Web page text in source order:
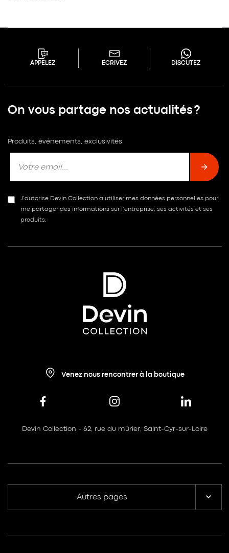
APPELEZ ÉCRIVEZ DISCUTEZ
On vous partage nos actualités ?
Produits, événements, exclusivités
J’autorise Devin Collection à utiliser mes données personnelles pour
me partager des informations sur l’entreprise, ses activités et ses
produits.
Venez nous rencontrer à la boutique
Devin Collection - 62, rue du mûrier, Saint-Cyr-sur-Loire
Autres pages